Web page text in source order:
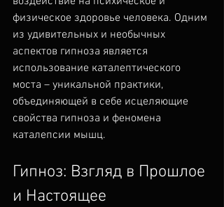
физическое здоровье человека. Одним
из удивительных и необычных
аспектов гипноза является
использование каталептического
моста – уникальной практики,
объединяющей в себе исцеляющие
свойства гипноза и феномена
каталепсии мышц.
Гипноз: Взгляд в Прошлое
и Настоящее